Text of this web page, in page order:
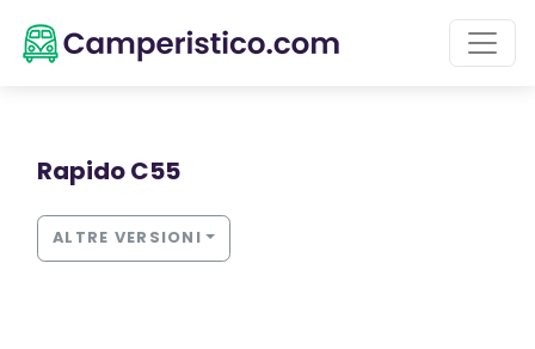
Rapido C55
ALTRE VERSIONI